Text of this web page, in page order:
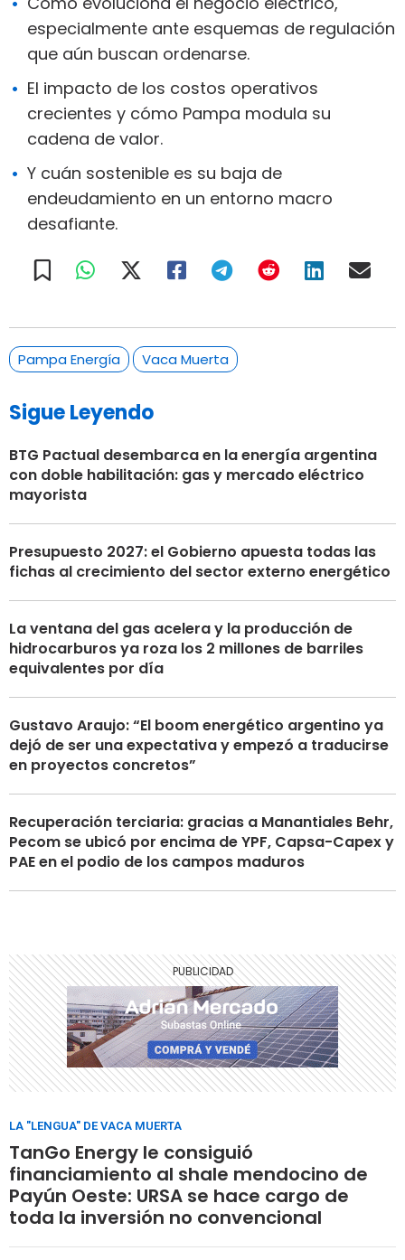
especialmente ante esquemas de regulación
que aún buscan ordenarse.
El impacto de los costos operativos
crecientes y cómo Pampa modula su
cadena de valor.
Y cuán sostenible es su baja de
endeudamiento en un entorno macro
desafiante.
Pampa Energía Vaca Muerta
Sigue Leyendo
BTG Pactual desembarca en la energía argentina
con doble habilitación: gas y mercado eléctrico
mayorista
Presupuesto 2027: el Gobierno apuesta todas las
fichas al crecimiento del sector externo energético
La ventana del gas acelera y la producción de
hidrocarburos ya roza los 2 millones de barriles
equivalentes por día
Gustavo Araujo: “El boom energético argentino ya
dejó de ser una expectativa y empezó a traducirse
en proyectos concretos”
Recuperación terciaria: gracias a Manantiales Behr,
Pecom se ubicó por encima de YPF, Capsa-Capex y
PAE en el podio de los campos maduros
LA "LENGUA" DE VACA MUERTA
TanGo Energy le consiguió
financiamiento al shale mendocino de
Payún Oeste: URSA se hace cargo de
toda la inversión no convencional